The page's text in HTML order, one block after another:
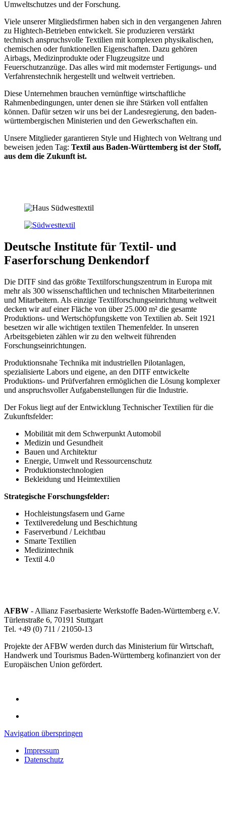
Umweltschutzes und der Forschung.
Viele unserer Mitgliedsfirmen haben sich in den vergangenen Jahren
zu Hightech-Betrieben entwickelt. Sie produzieren verstärkt
technisch anspruchsvolle Textilien mit komplexen physikalischen,
chemischen oder funktionellen Eigenschaften. Dazu gehören
Airbags, Medizinprodukte oder Flugzeugsitze und
Feuerschutzanzüge. Das alles wird mit modernster Fertigungs- und
Verfahrenstechnik hergestellt und weltweit vertrieben.
Diese Unternehmen brauchen vernünftige wirtschaftliche
Rahmenbedingungen, unter denen sie ihre Stärken voll entfalten
können. Dafür setzen wir uns bei der Landesregierung, den baden-
württembergischen Ministerien und den Gewerkschaften ein.
Unsere Mitglieder garantieren Style und Hightech von Weltrang und
beweisen jeden Tag: Textil aus Baden-Württemberg ist der Stoff,
aus dem die Zukunft ist.
Deutsche Institute für Textil- und
Faserforschung Denkendorf
Die DITF sind das größte Textilforschungszentrum in Europa mit
mehr als 300 wissenschaftlichen und technischen Mitarbeiterinnen
und Mitarbeitern. Als einzige Textilforschungseinrichtung weltweit
decken wir auf einer Fläche von über 25.000 m² die gesamte
Produktions- und Wertschöpfungskette von Textilien ab. Seit 1921
besetzen wir alle wichtigen textilen Themenfelder. In unseren
Arbeitsgebieten zählen wir zu den weltweit führenden
Forschungseinrichtungen.
Produktionsnahe Technika mit industriellen Pilotanlagen,
spezialisierte Labors und eigene, an den DITF entwickelte
Produktions- und Prüfverfahren ermöglichen die Lösung komplexer
und anspruchsvoller Aufgabenstellungen für die Industrie.
Der Fokus liegt auf der Entwicklung Technischer Textilien für die
Zukunftsfelder:
Mobilität mit dem Schwerpunkt Automobil
Medizin und Gesundheit
Bauen und Architektur
Energie, Umwelt und Ressourcenschutz
Produktionstechnologien
Bekleidung und Heimtextilien
Strategische Forschungsfelder:
Hochleistungsfasern und Garne
Textilveredelung und Beschichtung
Faserverbund / Leichtbau
Smarte Textilien
Medizintechnik
Textil 4.0
AFBW - Allianz Faserbasierte Werkstoffe Baden-Württemberg e.V.
Türlenstraße 6, 70191 Stuttgart
Tel. +49 (0) 711 / 21050-13
Projekte der AFBW werden durch das Ministerium für Wirtschaft,
Handwerk und Tourismus Baden-Württemberg kofinanziert von der
Europäischen Union gefördert.
Navigation überspringen
Impressum
Datenschutz